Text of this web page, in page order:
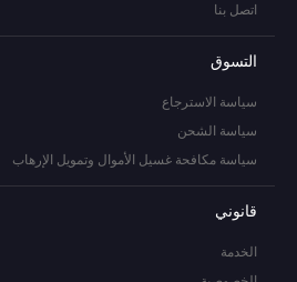
اتصل بنا
التسوق
سياسة الاسترجاع
سياسة الشحن
سياسة مكافحة غسيل الأموال وتمويل الإرهاب
قانوني
الخدمة